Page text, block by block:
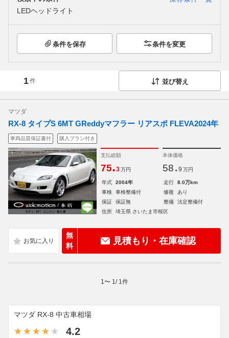
LEDヘッドライト
条件を保存 条件を変更
1件 並び替え
マツダ
RX-8 タイプS 6MT GReddyマフラー リアスポ FLEVA2024年
車両品質保証書付 購入プラン付き
支払総額
75.3 万円
本体価格
58. 9 万円
年式 2004年 走行
8.0万km
車検
車検整備付 修復
あり
保証
保証無 整備
法定整備付
住所
埼玉県 さいたま市桜区
無
料
見積もり・在庫確認
1 〜 1 / 1 件
マツダ RX-8 中古車相場
4.2